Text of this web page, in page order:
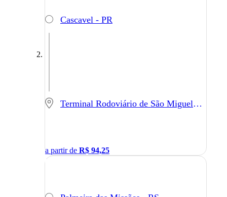
Cascavel - PR
Terminal Rodoviário de São Miguel do Oeste - SC - São Miguel do Oeste - SC
a partir de R$ 94,25